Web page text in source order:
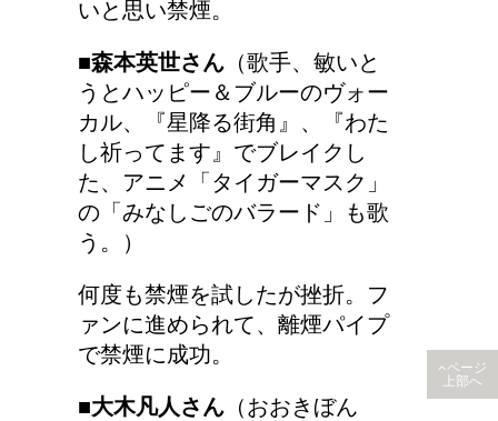
いと思い禁煙。
■森本英世さん （歌手、敏いと
うとハッピー＆ブルーのヴォー
カル、『星降る街角』、『わた
し祈ってます』でブレイクし
た、アニメ「タイガーマスク」
の「みなしごのバラード」も歌
う。）
何度も禁煙を試したが挫折。フ
ァンに進められて、離煙パイプ
で禁煙に成功。
■大木凡人さん （おおきぼん
ページ
上部へ